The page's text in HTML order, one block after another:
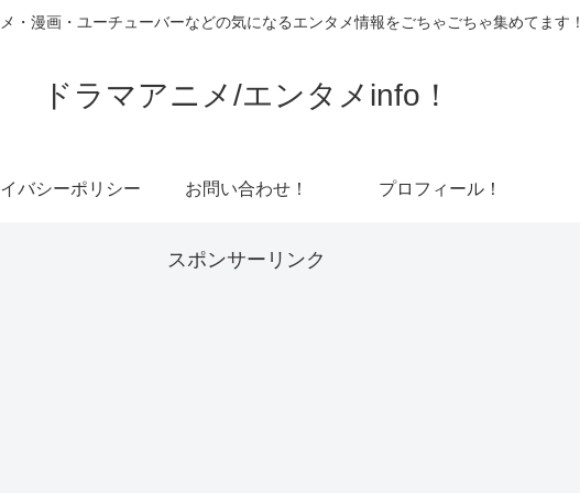
・漫画・ユーチューバーなどの気になるエンタメ情報をごちゃごちゃ集めてます！
ドラマアニメ/エンタメinfo！
バシーポリシー お問い合わせ！ プロフィール！
スポンサーリンク